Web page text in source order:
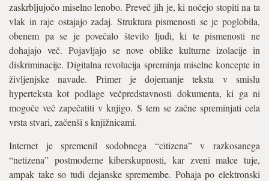
zaskrbljujočo miselno lenobo. Preveč jih je, ki nočejo stopiti na ta
vlak in raje ostajajo zadaj. Struktura pismenosti se je poglobila,
obenem pa se je povečalo število ljudi, ki te pismenosti ne
dohajajo več. Pojavljajo se nove oblike kulturne izolacije in
diskriminacije. Digitalna revolucija spreminja miselne koncepte in
življenjske navade. Primer je dojemanje teksta v smislu
hyperteksta kot podlage večpredstavnosti dokumenta, ki ga ni
mogoče več zapečatiti v knjigo. S tem se začne spreminjati cela
vrsta stvari, začenši s knjižnicami.
Internet je spremenil sodobnega “citizena” v razkosanega
“netizena” postmoderne kiberskupnosti, kar zveni malce tuje,
ampak take so tudi dejanske spremembe. Pohaja po elektronski